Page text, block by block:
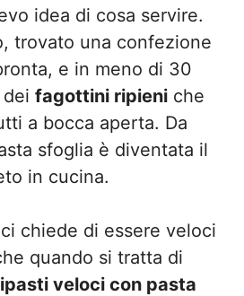
idea di cosa servire.
trovato una confezione
e in meno di 30
fagottini ripieni che
a bocca aperta. Da
sfoglia è diventata il
in cucina.
chiede di essere veloci
quando si tratta di
veloci con pasta